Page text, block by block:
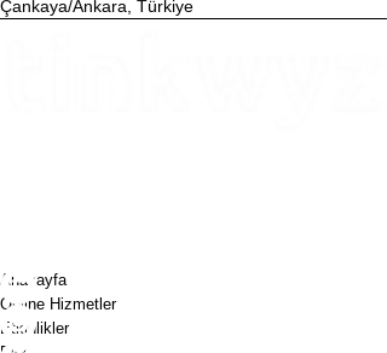
Çankaya/Ankara, Türkiye
Anasayfa
Online Hizmetler
Etkinlikler